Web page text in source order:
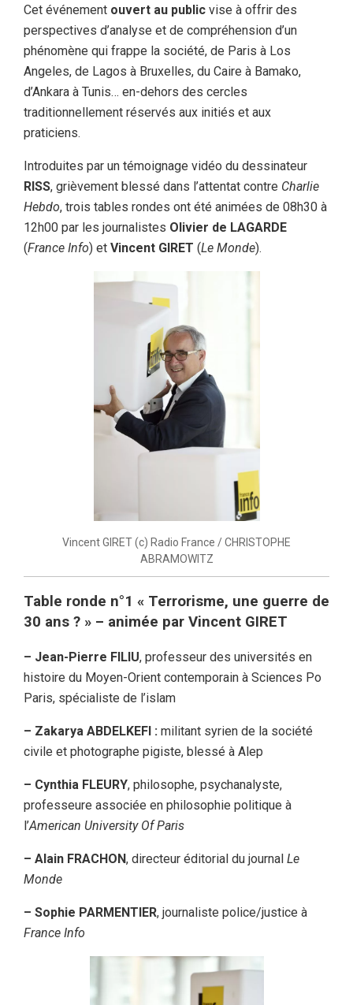
Cet événement ouvert au public vise à offrir des
perspectives d’analyse et de compréhension d’un
phénomène qui frappe la société, de Paris à Los
Angeles, de Lagos à Bruxelles, du Caire à Bamako,
d’Ankara à Tunis… en-dehors des cercles
traditionnellement réservés aux initiés et aux
praticiens.
Introduites par un témoignage vidéo du dessinateur
RISS, grièvement blessé dans l’attentat contre Charlie
Hebdo, trois tables rondes ont été animées de 08h30 à
12h00 par les journalistes Olivier de LAGARDE
(France Info) et Vincent GIRET (Le Monde).
Vincent GIRET (c) Radio France / CHRISTOPHE
ABRAMOWITZ
Table ronde n°1 « Terrorisme, une guerre de
30 ans ? » – animée par Vincent GIRET
– Jean-Pierre FILIU, professeur des universités en
histoire du Moyen-Orient contemporain à Sciences Po
Paris, spécialiste de l’islam
– Zakarya ABDELKEFI : militant syrien de la société
civile et photographe pigiste, blessé à Alep
– Cynthia FLEURY, philosophe, psychanalyste,
professeure associée en philosophie politique à
l’American University Of Paris
– Alain FRACHON, directeur éditorial du journal Le
Monde
– Sophie PARMENTIER, journaliste police/justice à
France Info